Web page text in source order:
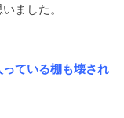
ました。
ている棚も壊され